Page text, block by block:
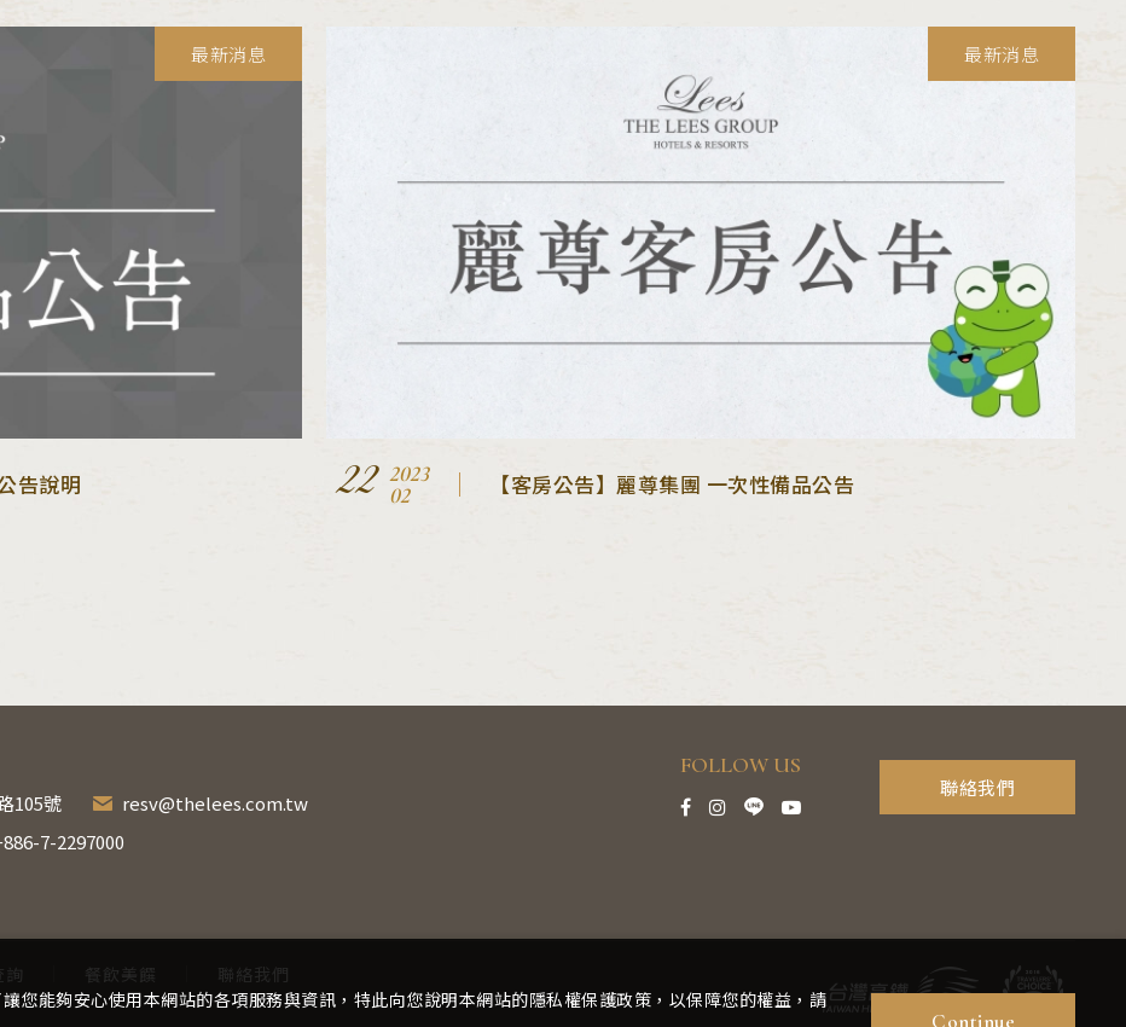
最新消息
告說明
最新消息
22 2023
02
【客房公告】麗尊集團 一次性備品公告
105號
resv@thelees.com.tw
7-2297000
FOLLOW US
聯絡我們
詢 餐飲美饌
聯絡我們
能夠安心使用本網站的各項服務與資訊，特此向您說明本網站的隱私權保護政策，以保障您的權益，請
Continue